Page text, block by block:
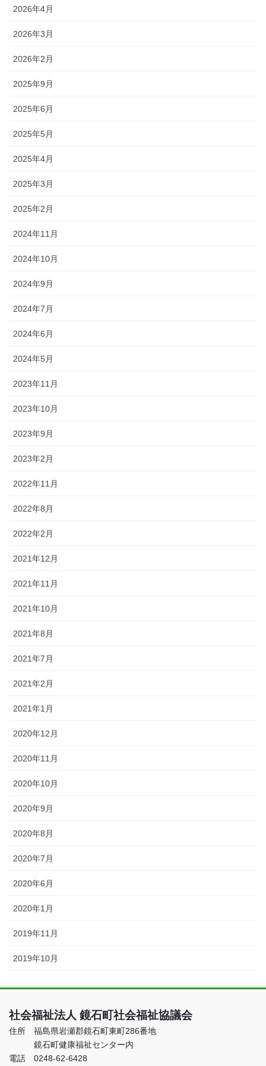
2026年4月
2026年3月
2026年2月
2025年9月
2025年6月
2025年5月
2025年4月
2025年3月
2025年2月
2024年11月
2024年10月
2024年9月
2024年7月
2024年6月
2024年5月
2023年11月
2023年10月
2023年9月
2023年2月
2022年11月
2022年8月
2022年2月
2021年12月
2021年11月
2021年10月
2021年8月
2021年7月
2021年2月
2021年1月
2020年12月
2020年11月
2020年10月
2020年9月
2020年8月
2020年7月
2020年6月
2020年1月
2019年11月
2019年10月
社会福祉法人 鏡石町社会福祉協議会
住所 福島県岩瀬郡鏡石町東町286番地
鏡石町健康福祉センター内
電話 0248-62-6428